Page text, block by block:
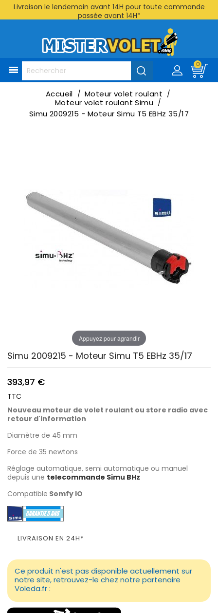
Livraison le lendemain avant 14H pour toute commande
passée avant 14H*

0
Accueil
Moteur volet roulant
Moteur volet roulant Simu
Simu 2009215 - Moteur Simu T5 EBHz 35/17
Appuyez pour agrandir
Simu 2009215 - Moteur Simu T5 EBHz 35/17
393,97 €
TTC
Nouveau moteur de volet roulant ou store radio avec
retour d'information
Diamètre de 45 mm
Force de 35 newtons
Réglage automatique, semi automatique ou manuel
depuis une telecommande Simu BHz
Compatible Somfy IO
LIVRAISON EN 24H*
Ce produit n'est pas disponible actuellement sur
notre site, retrouvez-le chez notre partenaire
Voleda.fr :